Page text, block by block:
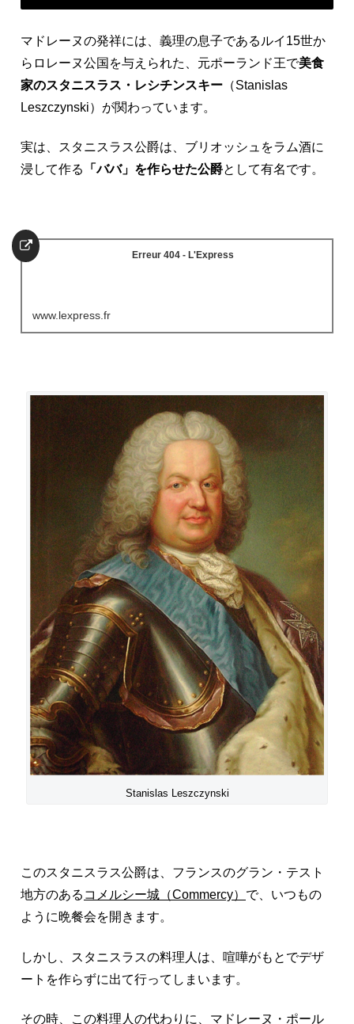
マドレーヌの発祥には、義理の息子であるルイ15世か
らロレーヌ公国を与えられた、元ポーランド王で美食
家のスタニスラス・レシチンスキー （Stanislas
Leszczynski）が関わっています。
実は、スタニスラス公爵は、ブリオッシュをラム酒に
浸して作る
「ババ」を作らせた公爵として有名です。
Erreur 404 - L'Express
www.lexpress.fr
Stanislas Leszczynski
このスタニスラス公爵は、フランスのグラン・テスト
地方のある コメルシー城（Commercy） で、いつもの
ように晩餐会を開きます。
しかし、スタニスラスの料理人は、喧嘩がもとでデザ
ートを作らずに出て行ってしまいます。
その時、この料理人の代わりに、マドレーヌ・ポール